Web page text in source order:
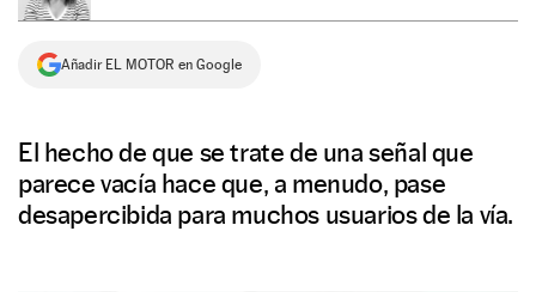
Añadir EL MOTOR en Google
El hecho de que se trate de una señal que
parece vacía hace que, a menudo, pase
desapercibida para muchos usuarios de la vía.